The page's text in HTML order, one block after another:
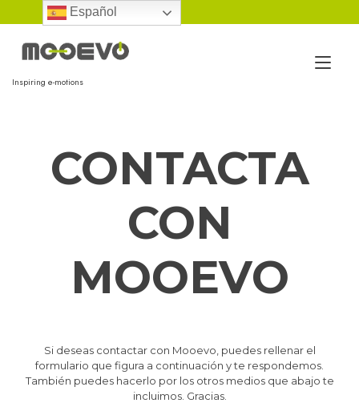
al
Inspiring e-motions
CONTACTA
CON
MOOEVO
Si deseas contactar con Mooevo, puedes rellenar el
formulario que figura a continuación y te respondemos.
También puedes hacerlo por los otros medios que abajo te
incluimos. Gracias.
Español